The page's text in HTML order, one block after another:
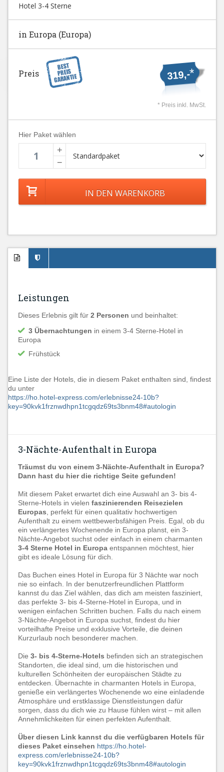
Hotel 3-4 Sterne
in Europa (Europa)
319,-*
Preis
* Preis inkl. MwSt.
Hier Paket wählen
+
−
Leistungen
Dieses Erlebnis gilt für 2 Personen und beinhaltet:
3 Übernachtungen in einem 3-4 Sterne-Hotel in
Europa
Frühstück
Eine Liste der Hotels, die in diesem Paket enthalten sind, findest
du unter
https://ho.hotel-express.com/erlebnisse24-10b?
key=90kvk1frznwdhpn1tcgqdz69ts3bnm48#autologin
3-Nächte-Aufenthalt in Europa
Träumst du von einem 3-Nächte-Aufenthalt in Europa?
Dann hast du hier die richtige Seite gefunden!
Mit diesem Paket erwartet dich eine Auswahl an 3- bis 4-
Sterne-Hotels in vielen faszinierenden Reisezielen
Europas , perfekt für einen qualitativ hochwertigen
Aufenthalt zu einem wettbewerbsfähigen Preis. Egal, ob du
ein verlängertes Wochenende in Europa planst, ein 3-
Nächte-Angebot suchst oder einfach in einem charmanten
3-4 Sterne Hotel in Europa entspannen möchtest, hier
gibt es ideale Lösung für dich.
Das Buchen eines Hotel in Europa für 3 Nächte war noch
nie so einfach. In der benutzerfreundlichen Plattform
kannst du das Ziel wählen, das dich am meisten fasziniert,
das perfekte 3- bis 4-Sterne-Hotel in Europa, und in
wenigen einfachen Schritten buchen. Falls du nach einem
3-Nächte-Angebot in Europa suchst, findest du hier
vorteilhafte Preise und exklusive Vorteile, die deinen
Kurzurlaub noch besonderer machen.
Die 3- bis 4-Sterne-Hotels befinden sich an strategischen
Standorten, die ideal sind, um die historischen und
kulturellen Schönheiten der europäischen Städte zu
entdecken. Übernachte in charmanten Hotels in Europa,
genieße ein verlängertes Wochenende wo eine einladende
Atmosphäre und erstklassige Dienstleistungen dafür
sorgen, dass du dich wie zu Hause fühlen wirst – mit allen
Annehmlichkeiten für einen perfekten Aufenthalt.
Über diesen Link kannst du die verfügbaren Hotels für
dieses Paket einsehen https://ho.hotel-
express.com/erlebnisse24-10b?
key=90kvk1frznwdhpn1tcgqdz69ts3bnm48#autologin